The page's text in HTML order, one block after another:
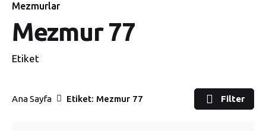
Mezmurlar
Mezmur 77
Etiket
Ana Sayfa Etiket: Mezmur 77 Filter